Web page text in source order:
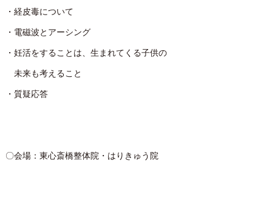
・経皮毒について
・電磁波とアーシング
・妊活をすることは、生まれてくる子供の
未来も考えること
・質疑応答
〇会場：東心斎橋整体院・はりきゅう院